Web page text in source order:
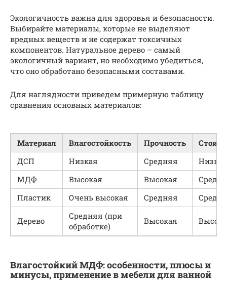
Экологичность важна для здоровья и безопасности.
Выбирайте материалы, которые не выделяют
вредных веществ и не содержат токсичных
компонентов. Натуральное дерево – самый
экологичный вариант, но необходимо убедиться,
что оно обработано безопасными составами.
Для наглядности приведем примерную таблицу
сравнения основных материалов:
Материал Влагостойкость Прочность
ДСП
Низкая Средняя
Низкая
МДФ
Высокая Высокая
Пластик
Очень высокая Средняя
Дерево
Средняя (при
обработке)
Высокая
Влагостойкий МДФ: особенности, плюсы и
минусы, применение в мебели для ванной